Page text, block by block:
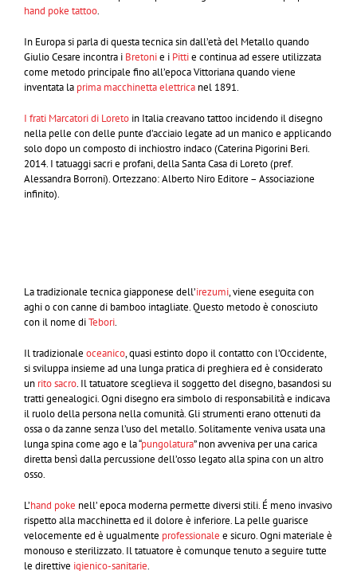
hand poke tattoo.
In Europa si parla di questa tecnica sin dall’età del Metallo quando
Giulio Cesare incontra i Bretonie i Pittie continua ad essere utilizzata
come metodo principale fino all’epoca Vittoriana quando viene
inventata la prima macchinetta elettrica nel 1891.
I frati Marcatori di Loreto in Italia creavano tattoo incidendo il disegno
nella pelle con delle punte d’acciaio legate ad un manico e applicando
solo dopo un composto di inchiostro indaco (Caterina Pigorini Beri.
2014. I tatuaggi sacri e profani, della Santa Casa di Loreto (pref.
Alessandra Borroni). Ortezzano: Alberto Niro Editore – Associazione
infinito).
La tradizionale tecnica giapponese dell’irezumi, viene eseguita con
aghi o con canne di bamboo intagliate. Questo metodo è conosciuto
con il nome diTebori.
Il tradizionale oceanico, quasi estinto dopo il contatto con l’Occidente,
si sviluppa insieme ad una lunga pratica di preghiera ed è considerato
un rito sacro. Il tatuatore sceglieva il soggetto del disegno, basandosi su
tratti genealogici. Ogni disegno era simbolo di responsabilità e indicava
il ruolo della persona nella comunità. Gli strumenti erano ottenuti da
ossa o da zanne senza l’uso del metallo. Solitamente veniva usata una
lunga spina come ago e la “pungolatura” non avveniva per una carica
diretta bensì dalla percussione dell’osso legato alla spina con un altro
osso.
L’hand poke nell’ epoca moderna permette diversi stili. É meno invasivo
rispetto alla macchinetta ed il dolore è inferiore. La pelle guarisce
velocemente ed è ugualmente professionale e sicuro. Ogni materiale è
monouso e sterilizzato. Il tatuatore è comunque tenuto a seguire tutte
le direttive igienico-sanitarie.